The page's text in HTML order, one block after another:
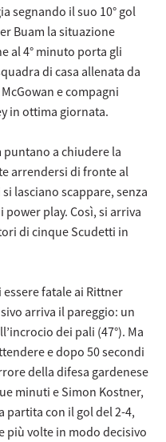
segnando il suo 10° gol
Buam la situazione
al 4° minuto porta gli
di casa allenata da
e compagni
in ottima giornata.
a chiudere la
arrendersi di fronte al
lasciano scappare, senza
play. Così, si arriva
di cinque Scudetti in
fatale ai Rittner
arriva il pareggio: un
dei pali (47°). Ma
e dopo 50 secondi
della difesa gardenese
minuti e Simon Kostner,
partita con il gol del 2-4,
più volte in modo decisivo